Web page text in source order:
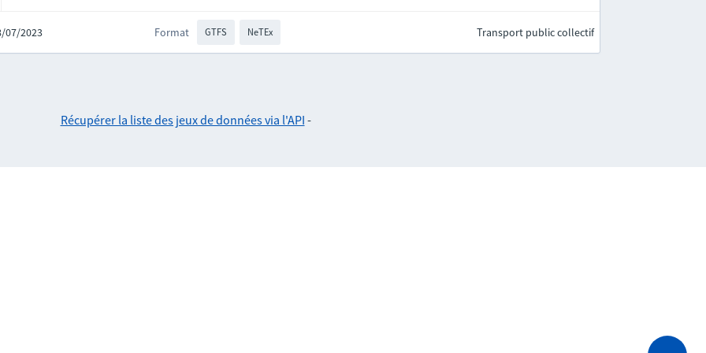
07/2023 Format GTFS NeTEx Transport public collectif
Récupérer la liste des jeux de données via l'API -